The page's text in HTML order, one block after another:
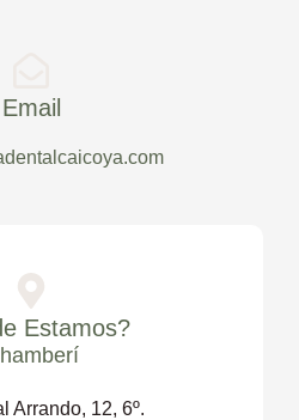
Email
Estamos?
Arrando, 12, 6º.